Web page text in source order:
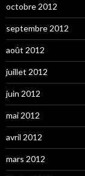
octobre 2012
septembre 2012
août 2012
juillet 2012
juin 2012
mai 2012
avril 2012
mars 2012